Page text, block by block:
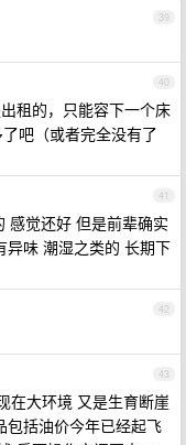
39
40
租的，只能容下一个床
吧（或者完全没有了
41
感觉还好 但是前辈确实
异味 潮湿之类的 长期下
42
43
在大环境 又是生育断崖
包括油价今年已经起飞